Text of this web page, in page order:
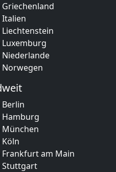
Italien
Norwegen
Hamburg
München
am Main
Stuttgart